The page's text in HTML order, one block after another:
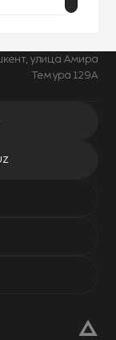
улица Амира
Темура 129А